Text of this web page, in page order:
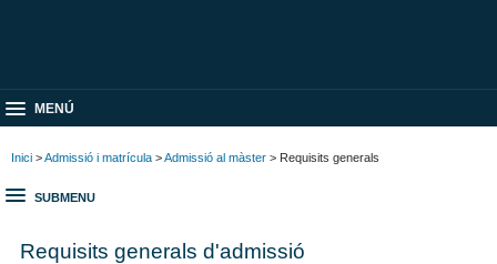
MENÚ
Inici >Admissió i matrícula >Admissió al màster > Requisits generals
SUBMENU
Requisits generals d'admissió